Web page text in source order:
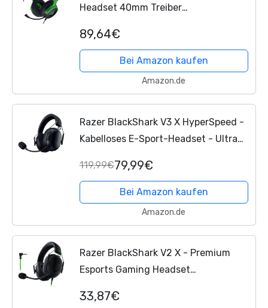
Headset 40mm Treiber
Chroma RGB Beleuchtung Typ C Typ
A Kabel für PC Mac PS5Nintendo
Switch...
89,64€
Bei Amazon kaufen
Amazon.de
Razer BlackShark V3 X HyperSpeed -
Kabelloses E-Sport-Headset - Ultra
Abnehmbares Mikrofon - Surround
Sound - Wireless...
119,99€79,99€
Bei Amazon kaufen
Amazon.de
Razer BlackShark V2 X - Premium
Esports Gaming Headset
50mm-Treiber, Rauschunterdrückung
33,87€